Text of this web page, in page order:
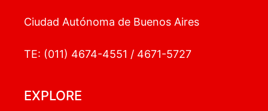
Ciudad Autónoma de Buenos Aires
TE: (011) 4674-4551 / 4671-5727
EXPLORE